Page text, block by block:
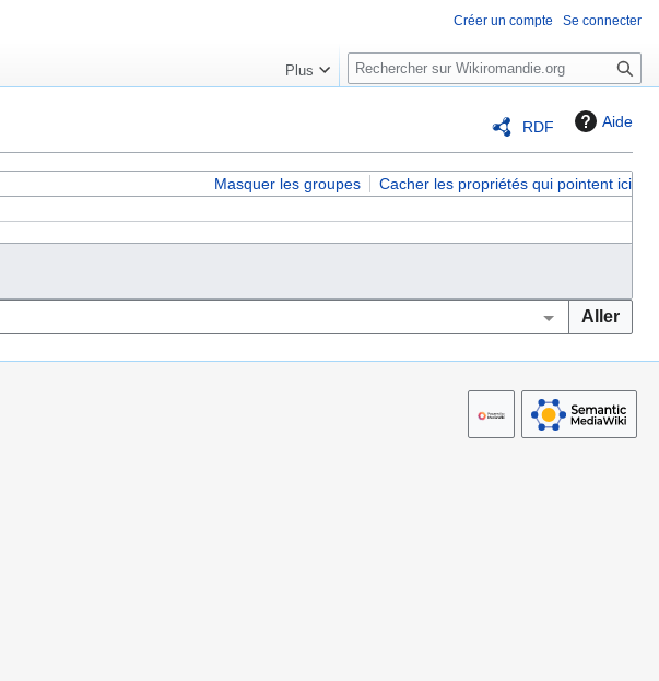
RDF Aide
Masquer les groupes
Cacher les propriétés qui pointent ici
Créer un compte Se connecter
Plus
R
e
e
r
h